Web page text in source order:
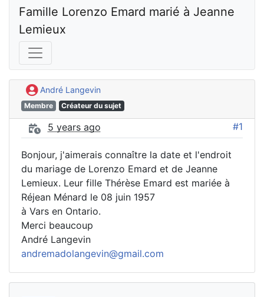
Famille Lorenzo Emard marié à Jeanne
Lemieux
André Langevin
Membre Créateur du sujet
5 years ago #1
Bonjour, j'aimerais connaître la date et l'endroit
du mariage de Lorenzo Emard et de Jeanne
Lemieux. Leur fille Thérèse Emard est mariée à
Réjean Ménard le 08 juin 1957
à Vars en Ontario.
Merci beaucoup
André Langevin
andremadolangevin@gmail.com